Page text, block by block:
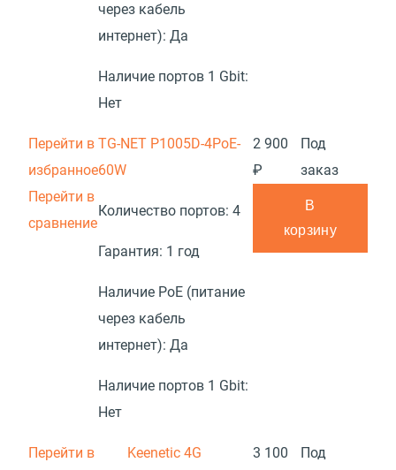
через кабель
интернет): Да
Наличие портов 1 Gbit:
Нет
Перейти в
избранное
Перейти в
сравнение
TG-NET P1005D-4PoE-
60W
Количество портов: 4
Гарантия: 1 год
Наличие PoE (питание
через кабель
интернет): Да
Наличие портов 1 Gbit:
Нет
2 900
₽
Под
заказ
В
корзину
Перейти в
Keenetic 4G
3 100
Под